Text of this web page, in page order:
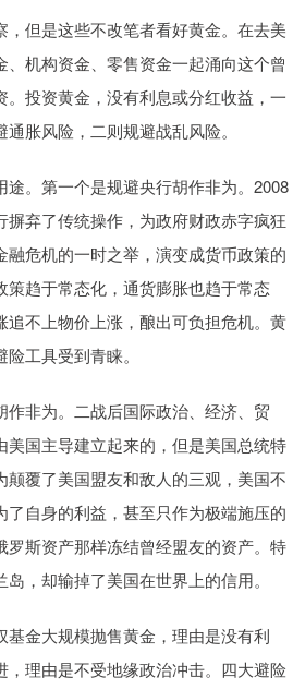
，但是这些不改笔者看好黄金。在去美
、机构资金、零售资金一起涌向这个曾
。投资黄金，没有利息或分红收益，一
胀风险，二则规避战乱风险。
途。第一个是规避央行胡作非为。2008
摒弃了传统操作，为政府财政赤字疯狂
融危机的一时之举，演变成货币政策的
策趋于常态化，通货膨胀也趋于常态
追不上物价上涨，酿出可负担危机。黄
工具受到青睐。
作非为。二战后国际政治、经济、贸
美国主导建立起来的，但是美国总统特
颠覆了美国盟友和敌人的三观，美国不
了自身的利益，甚至只作为极端施压的
罗斯资产那样冻结曾经盟友的资产。特
，却输掉了美国在世界上的信用。
基金大规模抛售黄金，理由是没有利
，理由是不受地缘政治冲击。四大避险